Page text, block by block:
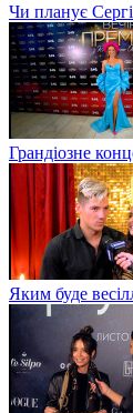
Чи планує
Грандіозне
Яким буде